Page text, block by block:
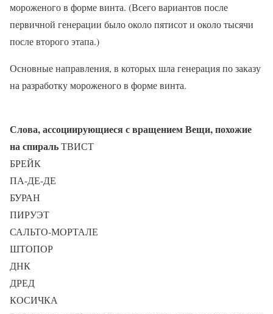
мороженого в форме винта. (Всего вариантов после
первичной генерации было около пятисот и около тысячи
после второго этапа.)
Основные направления, в которых шла генерация по заказу
на разработку мороженого в форме винта.
Слова, ассоциирующиеся с вращениемВещи, похожие
на спиральТВИСТ
БРЕЙК
ПА-ДЕ-ДЕ
БУРАН
ПИРУЭТ
САЛЬТО-МОРТАЛЕ
ШТОПОР
ДНК
ДРЕД
КОСИЧКА